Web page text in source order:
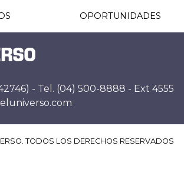
OPORTUNIDADES
- Tel. (04) 500-8888 - Ext 4555
TODOS LOS DERECHOS RESERVADOS